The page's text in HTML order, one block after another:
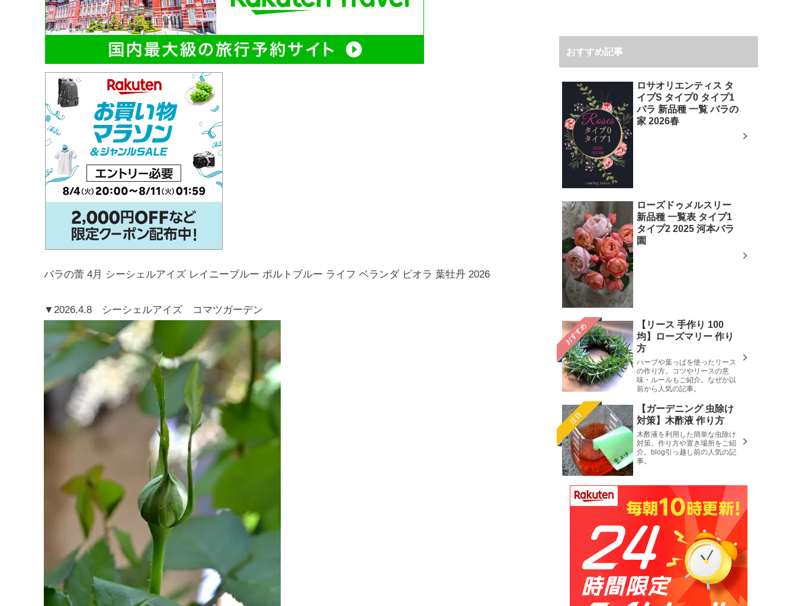
バラの蕾 4月 シーシェルアイズ レイニーブルー ポルトブルー ライフ ベランダ ビオラ 葉牡丹 2026
▼2026.4.8 シーシェルアイズ コマツガーデン
おすすめ記事
ロサオリエンティス タ
イプS タイプ0 タイプ1
バラ 新品種 一覧 バラの
家 2026春
ローズドゥメルスリー
新品種 一覧表 タイプ1
タイプ2 2025 河本バラ
園
おすすめ
【リース 手作り 100
均】ローズマリー 作り
方
ハーブや葉っぱを使ったリース
の作り方。コツやリースの意
味・ルールもご紹介。なぜか以
前から人気の記事。
注目
【ガーデニング 虫除け
対策】木酢液 作り方
木酢液を利用した簡単な虫除け
対策。作り方や置き場所をご紹
介。blog引っ越し前の人気の記
事。